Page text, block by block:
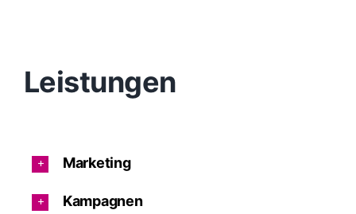
Leistungen
Marketing
Kampagnen